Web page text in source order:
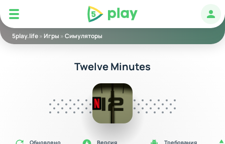
5play
5play.life» Игры »Симуляторы
Twelve Minutes
Обновлено Версия Требования